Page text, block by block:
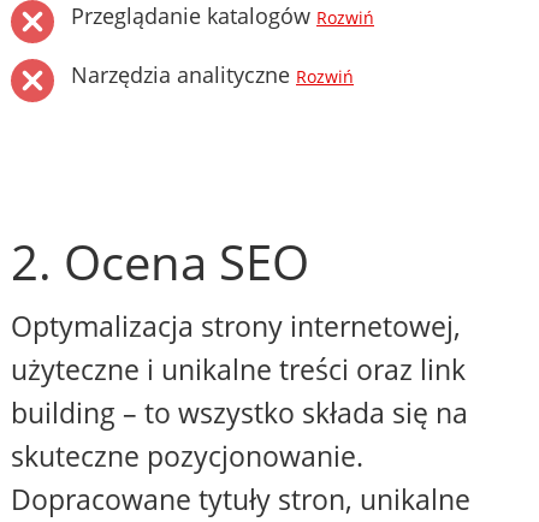
Przeglądanie katalogów Rozwiń
Narzędzia analityczne Rozwiń
2. Ocena SEO
Optymalizacja strony internetowej,
użyteczne i unikalne treści oraz link
building – to wszystko składa się na
skuteczne pozycjonowanie.
Dopracowane tytuły stron, unikalne